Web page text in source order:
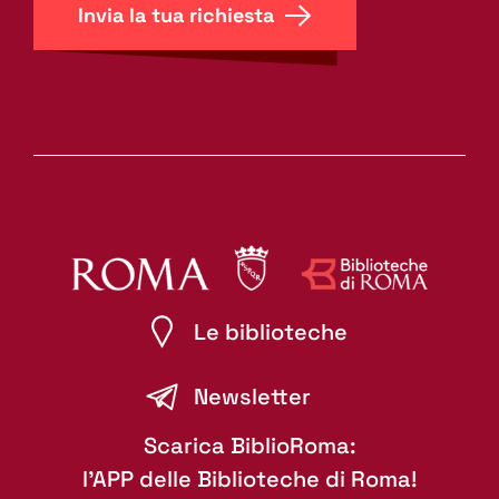
Invia la tua richiesta
Le biblioteche
Newsletter
Scarica BiblioRoma:
l'APP delle Biblioteche di Roma!